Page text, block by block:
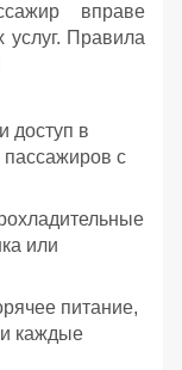
вправе
услуг. Правила
доступ в
пассажиров с
или
питание,
каждые